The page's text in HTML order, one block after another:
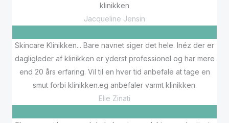
klinikken
Jacqueline Jensin
Skincare Klinikken... Bare navnet siger det hele. Inéz der er
dagligleder af klinikken er yderst professionel og har mere
end 20 års erfaring. Vil til en hver tid anbefale at tage en
smut forbi klinikken.eg anbefaler varmt klinikken.
Elie Zinati